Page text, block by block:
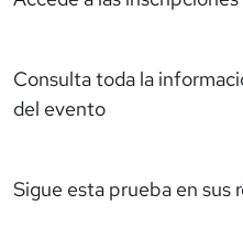
Consulta toda la
del evento
Sigue esta prueba en sus